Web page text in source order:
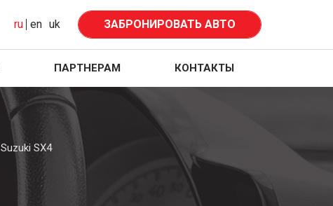
ru en uk ЗАБРОНИРОВАТЬ АВТО
ПАРТНЕРАМ КОНТАКТЫ
Suzuki SX4